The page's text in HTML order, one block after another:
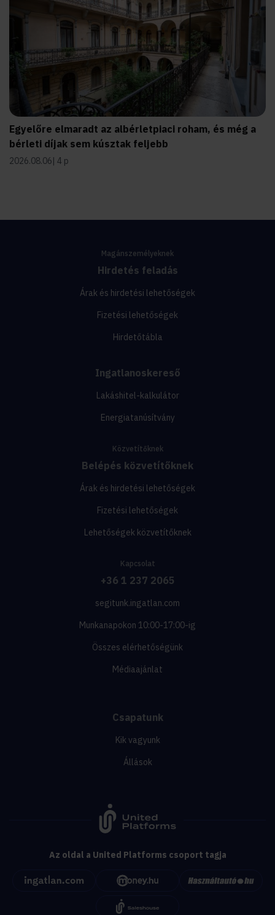
Egyelőre elmaradt az albérletpiaci roham, és még a
bérleti díjak sem kúsztak feljebb
2026.08.06 4 p
Magánszemélyeknek
Hirdetés feladás
Árak és hirdetési lehetőségek
Fizetési lehetőségek
Hirdetőtábla
Ingatlanoskereső
Lakáshitel-kalkulátor
Energiatanúsítvány
Közvetítőknek
Belépés közvetítőknek
Árak és hirdetési lehetőségek
Fizetési lehetőségek
Lehetőségek közvetítőknek
Kapcsolat
+36 1 237 2065
segitunk.ingatlan.com
Munkanapokon 10:00-17:00-ig
Összes elérhetőségünk
Médiaajánlat
Csapatunk
Kik vagyunk
Állások
Az oldal a United Platforms csoport tagja